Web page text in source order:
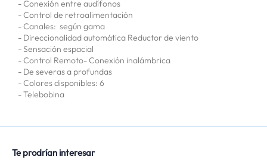
- Conexión entre audífonos
- Control de retroalimentación
- Canales: según gama
- Direccionalidad automática Reductor de viento
- Sensación espacial
- Control Remoto- Conexión inalámbrica
- De severas a profundas
- Colores disponibles: 6
- Telebobina
Te prodrían interesar